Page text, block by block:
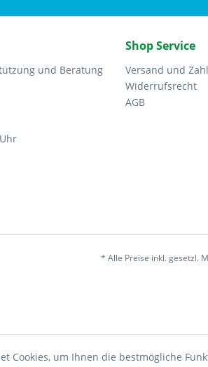
und Beratung
Shop Service
Versand und
Widerrufsrecht
AGB
* Alle Preise inkl. gesetzl.
Cookies, um Ihnen die bestmögliche